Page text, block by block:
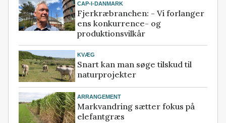
CAP-I-DANMARK
Fjerkræbranchen: - Vi forlanger
ens konkurrence- og
produktionsvilkår
KVÆG
Snart kan man søge tilskud til
naturprojekter
ARRANGEMENT
Markvandring sætter fokus på
elefantgræs